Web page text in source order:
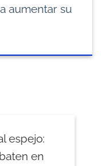
aumentar su
espejo:
en